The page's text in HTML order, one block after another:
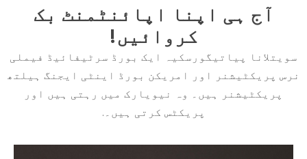
آج ہی اپنا اپائنٹمنٹ بک
کروائیں!
سویتلانا پیاتیگورسکیہ ایک بورڈ سرٹیفائیڈ فیملی
نرس پریکٹیشنر اور امریکن بورڈ اینٹی ایجنگ ہیلتھ
پریکٹیشنر ہیں۔ وہ نیویارک میں رہتی ہیں اور
پریکٹس کرتی ہیں۔.